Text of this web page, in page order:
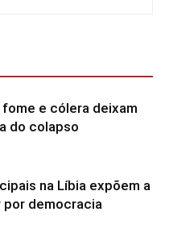
e cólera deixam
do colapso
na Líbia expõem a
por democracia